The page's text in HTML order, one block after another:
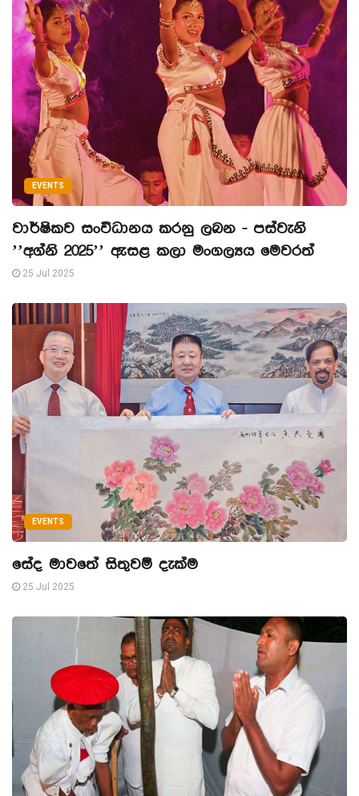
EVENTS
වාර්ෂිකව සංවිධානය කරනු ලබන - පස්වැනි
’’අග්නි 2025’’ ඇසළ කලා මංගල්‍යය මෙවරත්
25 Jul 2025
EVENTS
සේද මාවතේ සිතුවම් දැක්ම
25 Jul 2025